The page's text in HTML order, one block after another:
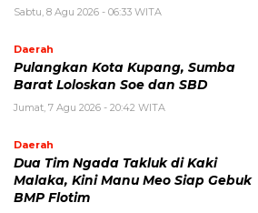
Sabtu, 8 Agu 2026 - 06:33 WITA
Daerah
Pulangkan Kota Kupang, Sumba
Barat Loloskan Soe dan SBD
Jumat, 7 Agu 2026 - 20:42 WITA
Daerah
Dua Tim Ngada Takluk di Kaki
Malaka, Kini Manu Meo Siap Gebuk
BMP Flotim